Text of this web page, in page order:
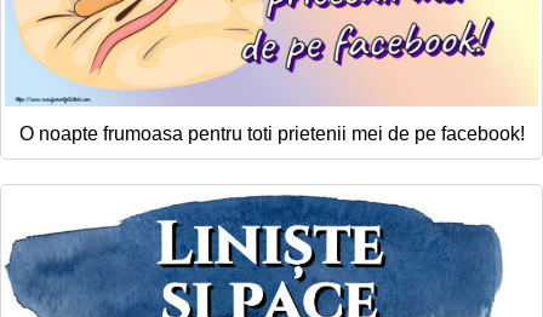
O noapte frumoasa pentru toti prietenii mei de pe facebook!